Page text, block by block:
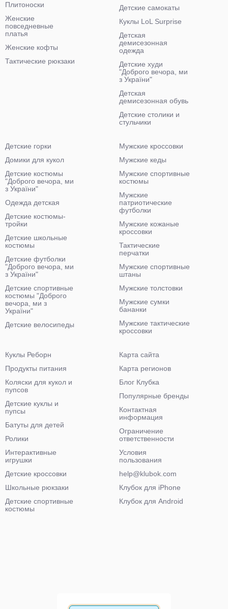
Плитоноски
Женские
повседневные
платья
Женские кофты
Тактические рюкзаки
Детские самокаты
Куклы LoL Surprise
Детская
демисезонная
одежда
Детские худи
"Доброго вечора, ми
з України"
Детская
демисезонная обувь
Детские столики и
стульчики
Детские горки
Домики для кукол
Детские костюмы
"Доброго вечора, ми
з України"
Одежда детская
Детские костюмы-
тройки
Детские школьные
костюмы
Детские футболки
"Доброго вечора, ми
з України"
Детские спортивные
костюмы "Доброго
вечора, ми з
України"
Детские велосипеды
Мужские кроссовки
Мужские кеды
Мужские спортивные
костюмы
Мужские
патриотические
футболки
Мужские кожаные
кроссовки
Тактические
перчатки
Мужские спортивные
штаны
Мужские толстовки
Мужские сумки
бананки
Мужские тактические
кроссовки
Куклы Реборн
Продукты питания
Коляски для кукол и
пупсов
Детские куклы и
пупсы
Батуты для детей
Ролики
Интерактивные
игрушки
Детские кроссовки
Школьные рюкзаки
Детские спортивные
костюмы
Карта сайта
Карта регионов
Блог Клубка
Популярные бренды
Контактная
информация
Ограничение
ответственности
Условия
пользования
help@klubok.com
Клубок для iPhone
Клубок для Android